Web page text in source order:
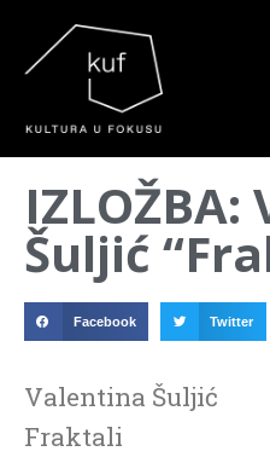
Šuljić
Facebook Twitter
Valentina Šuljić
Fraktali
▼
▼